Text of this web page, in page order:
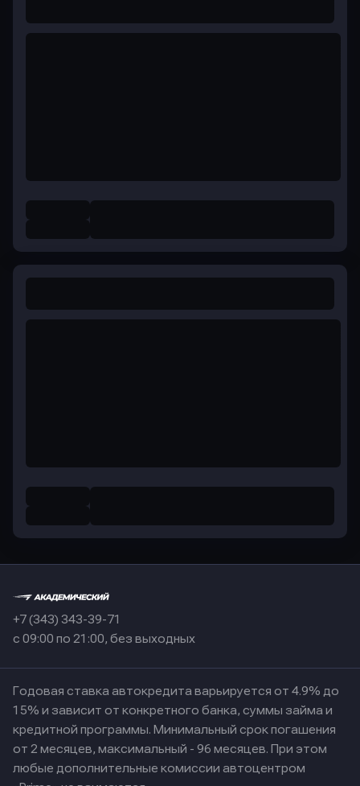
+7 (343) 343-39-71
с 09:00 по 21:00, без выходных
Годовая ставка автокредита варьируется от 4.9% до
15% и зависит от конкретного банка, суммы займа и
кредитной программы. Минимальный срок погашения
от 2 месяцев, максимальный - 96 месяцев. При этом
любые дополнительные комиссии автоцентром